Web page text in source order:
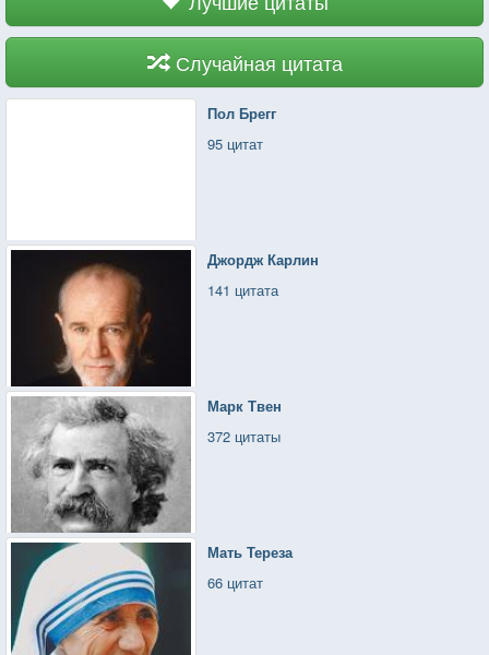
Случайная цитата
Пол Брегг
95 цитат
Джордж Карлин
141 цитата
Марк Твен
372 цитаты
Мать Тереза
66 цитат